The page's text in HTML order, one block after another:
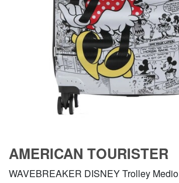
AMERICAN TOURISTER
WAVEBREAKER DISNEY Trolley Medio